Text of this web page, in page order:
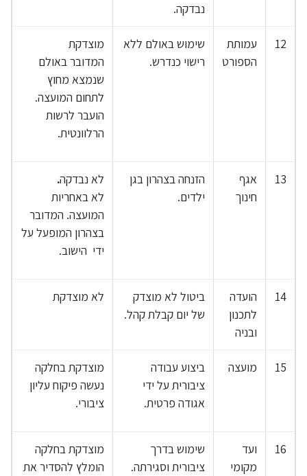
נבדקה.
12
עמותת
הספורט
שימוש באולם ללא
רישוי כנדרש.
מוצדקת
המדובר באולם
שנמצא מחוץ
לתחום המועצה.
הועבר לרשות
הרלוונטית.
13
אגף
חינוך
הזנחה בצהרון בגן
ילדים.
לא נבדקה.
לא באחריות
המועצה. המדובר
בצהרון המופעל על
ידי הישוב.
14
הועדה
לתכנון
ובניה
ביטול לא מוצדק
של יום קבלת קהל.
לא מוצדקת
15 מועצה
ביצוע עבודה
ציבורית על ידי
אגודה פרטית.
מוצדקת בחלקה
נעשה פיקוח עליון
ציבורי.
16
ועד
מקומי
שימוש בדרך
ציבורית וסגירתה.
מוצדקת בחלקה
הומלץ להסדיר את